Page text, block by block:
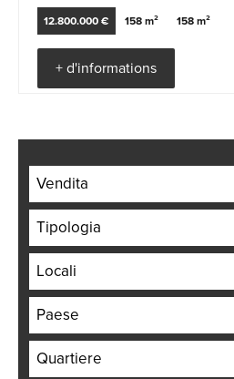
12.800.000 € 158 m² 158 m²
+ d'informations
Vendita
Tipologia
Locali
Paese
Quartiere